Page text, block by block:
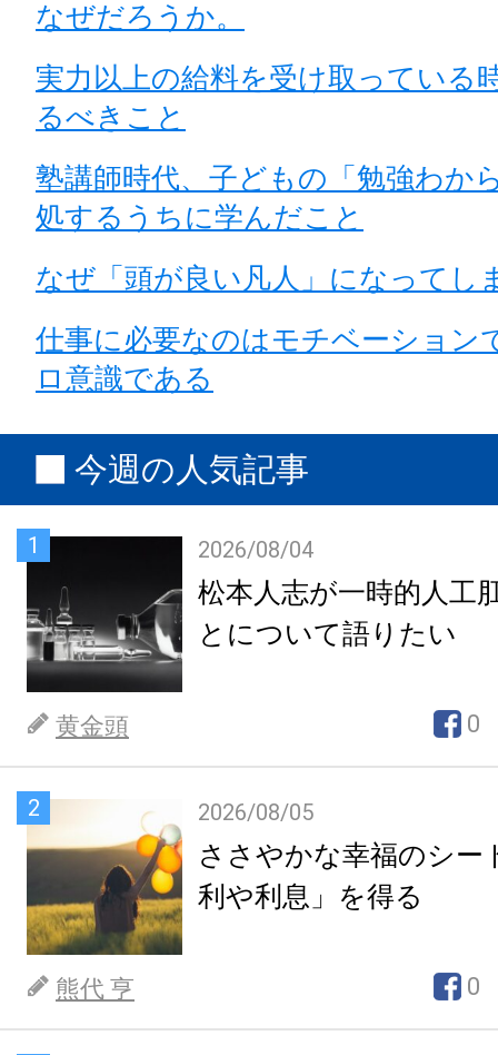
なぜだろうか。
実力以上の給料を受け取っている
るべきこと
塾講師時代、子どもの「勉強わか
処するうちに学んだこと
なぜ「頭が良い凡人」になってし
仕事に必要なのはモチベーション
ロ意識である
今週の人気記事
1 2026/08/04
松本人志が一時的人工
とについて語りたい
黄金頭 0
2 2026/08/05
ささやかな幸福のシー
利や利息」を得る
熊代 亨 0